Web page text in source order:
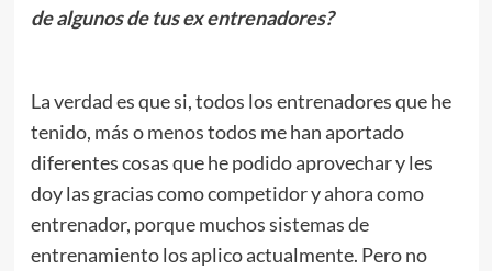
de algunos de tus ex entrenadores?
La verdad es que si, todos los entrenadores que he
tenido, más o menos todos me han aportado
diferentes cosas que he podido aprovechar y les
doy las gracias como competidor y ahora como
entrenador, porque muchos sistemas de
entrenamiento los aplico actualmente. Pero no